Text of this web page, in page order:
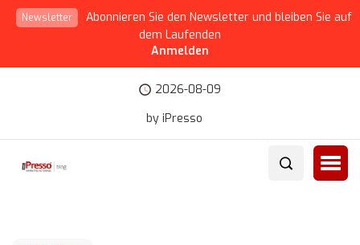
Newsletter
Abonnieren Sie den Newsletter und bleiben Sie auf
dem Laufenden
Anmelden
2026-08-09
by iPresso